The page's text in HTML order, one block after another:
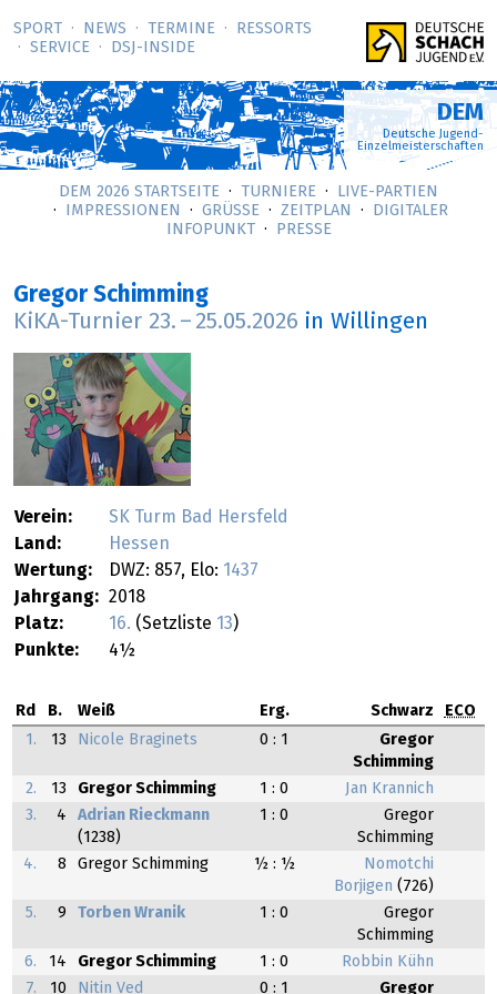
SPORT NEWS TERMINE
RESSORTS
SERVICE
DSJ-­INSIDE
DEM
Deutsche Jugend-
Einzelmeisterschaften
DEM 2026 STARTSEITE TURNIERE
LIVE-PARTIEN
IMPRESSIONEN
GRÜSSE ZEITPLAN
DIGITALER
INFOPUNKT
PRESSE
Gregor Schimming
KiKA-Turnier 23. – 25.05.2026 in Willingen
Verein:
SK Turm Bad Hersfeld
Land:
Hessen
Wertung:
DWZ: 857, Elo: 1437
Jahrgang: 2018
Platz:
16. (Setzliste 13)
Punkte:
4½
Rd B. Weiß Erg. Schwarz
ECO
1.
13 Nicole Braginets 0 : 1
Gregor
Schimming
2.
13 Gregor Schimming 1 : 0
Jan Krannich
3.
4
Adrian Rieckmann
(1238)
1 : 0
Gregor
Schimming
4.
8 Gregor Schimming ½ : ½
Nomotchi
Borjigen (726)
5.
9 Torben Wranik 1 : 0
Gregor
Schimming
6.
14 Gregor Schimming 1 : 0
Robbin Kühn
7.
10 Nitin Ved 0 : 1 Gregor